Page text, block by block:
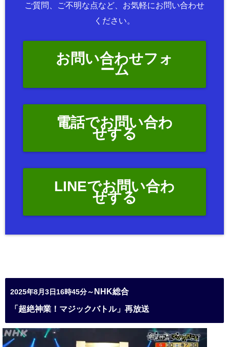
ご質問、ご不明な点など、お気軽にお問い合わせ
ください。
お問い合わせフォ
ーム
電話でお問い合わ
せする
LINEでお問い合わ
せする
2025年8月3日16時45分～ NHK総合
「超絶神業！マジックバトル」再放送